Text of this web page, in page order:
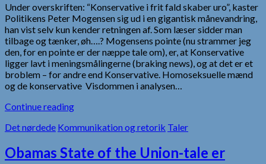
Under overskriften: “Konservative i frit fald skaber uro”, kaster
Politikens Peter Mogensen sig ud i en gigantisk månevandring,
han vist selv kun kender retningen af. Som læser sidder man
tilbage og tænker, øh….? Mogensens pointe (nu strammer jeg
den, for en pointe er der næppe tale om), er, at Konservative
ligger lavt i meningsmålingerne (braking news), og at det er et
broblem – for andre end Konservative. Homoseksuelle mænd
og de konservative Visdommen i analysen…
Continue reading
Det nørdede Kommunikation og retorik Taler
Obamas State of the Union-tale er